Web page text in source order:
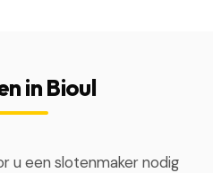
in Bioul
u een slotenmaker nodig